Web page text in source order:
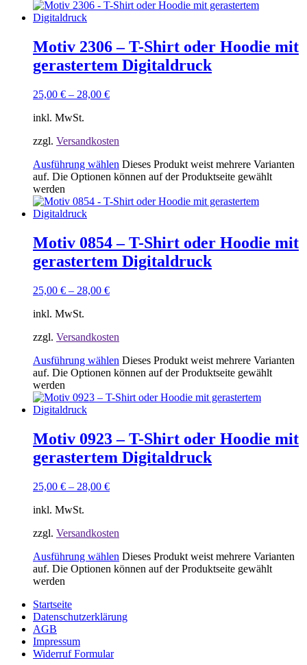
Motiv 2306 – T-Shirt oder Hoodie mit
gerastertem Digitaldruck
25,00 € – 28,00 €
inkl. MwSt.
zzgl. Versandkosten
Ausführung wählen Dieses Produkt weist mehrere Varianten
auf. Die Optionen können auf der Produktseite gewählt
werden
Motiv 0854 – T-Shirt oder Hoodie mit
gerastertem Digitaldruck
25,00 € – 28,00 €
inkl. MwSt.
zzgl. Versandkosten
Ausführung wählen Dieses Produkt weist mehrere Varianten
auf. Die Optionen können auf der Produktseite gewählt
werden
Motiv 0923 – T-Shirt oder Hoodie mit
gerastertem Digitaldruck
25,00 € – 28,00 €
inkl. MwSt.
zzgl. Versandkosten
Ausführung wählen Dieses Produkt weist mehrere Varianten
auf. Die Optionen können auf der Produktseite gewählt
werden
Startseite
Datenschutzerklärung
AGB
Impressum
Widerruf Formular